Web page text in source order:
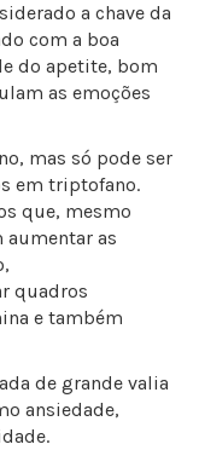
a chave da
com a boa
do apetite, bom
as emoções
mas só pode ser
em triptofano.
que, mesmo
as
quadros
e também
de grande valia
ansiedade,